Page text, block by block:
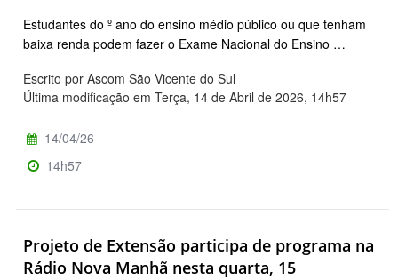
Estudantes do º ano do ensino médio público ou que tenham
baixa renda podem fazer o Exame Nacional do Ensino …
Escrito por Ascom São Vicente do Sul
Última modificação em Terça, 14 de Abril de 2026, 14h57
14/04/26
14h57
Projeto de Extensão participa de programa na
Rádio Nova Manhã nesta quarta, 15